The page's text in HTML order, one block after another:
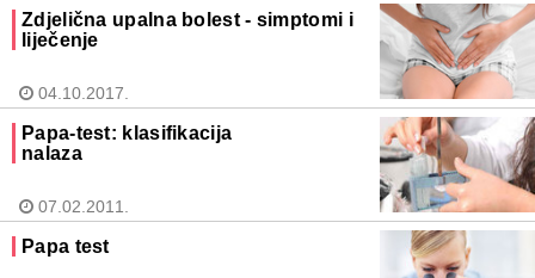
Zdjelična upalna bolest - simptomi i
liječenje
04.10.2017.
Papa-test: klasifikacija
nalaza
07.02.2011.
Papa test